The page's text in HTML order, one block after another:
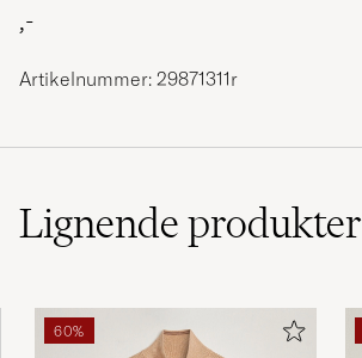
,-
Artikelnummer: 29871311r
Lignendeprodukter
60%